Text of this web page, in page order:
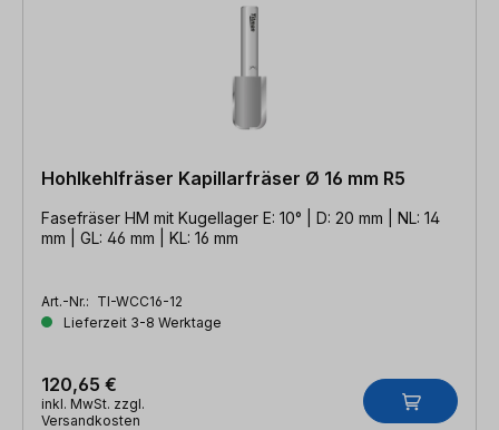
Hohlkehlfräser Kapillarfräser Ø 16 mm R5
Fasefräser HM mit Kugellager E: 10° | D: 20 mm | NL: 14
mm | GL: 46 mm | KL: 16 mm
Art.-Nr.: TI-WCC16-12
Lieferzeit 3-8 Werktage
120,65 €
inkl. MwSt. zzgl.
Versandkosten